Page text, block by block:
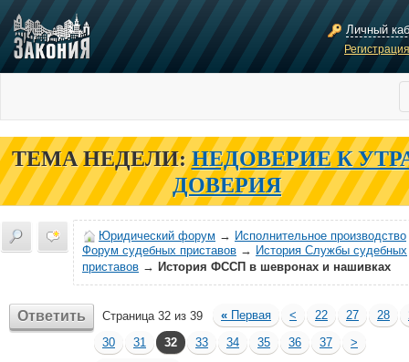
Личный
ТЕМА НЕДЕЛИ: НЕДОВЕРИЕ К
ДОВЕРИЯ
Юридический форум → Исполнительное производство
Форум судебных приставов → История Службы судебных
приставов → История ФССП в шевронах и нашивках
Ответить Страница 32 из 39 « Первая < 22 27 28
30
31 32 33 34 35 36 37
>